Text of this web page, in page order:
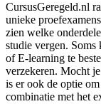
CursusGeregeld.nl
unieke
zien welke
studie vergen.
of E-learning te
verzekeren. Mocht
is er ook de optie
combinatie met het